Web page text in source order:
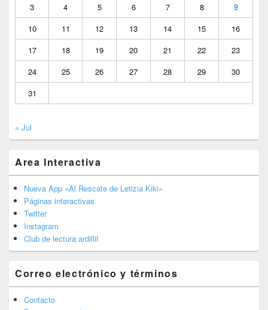
3
4 5 6 7 8
9
10
11 12 13 14 15
16
17
18 19 20 21 22
23
24
25 26 27 28 29
30
31
« Jul
Area Interactiva
Nueva App «Al Rescate de Letizia Kiki»
Páginas interactivas
Twitter
Instagram
Club de lectura ardillil
Correo electrónico y términos
Contacto